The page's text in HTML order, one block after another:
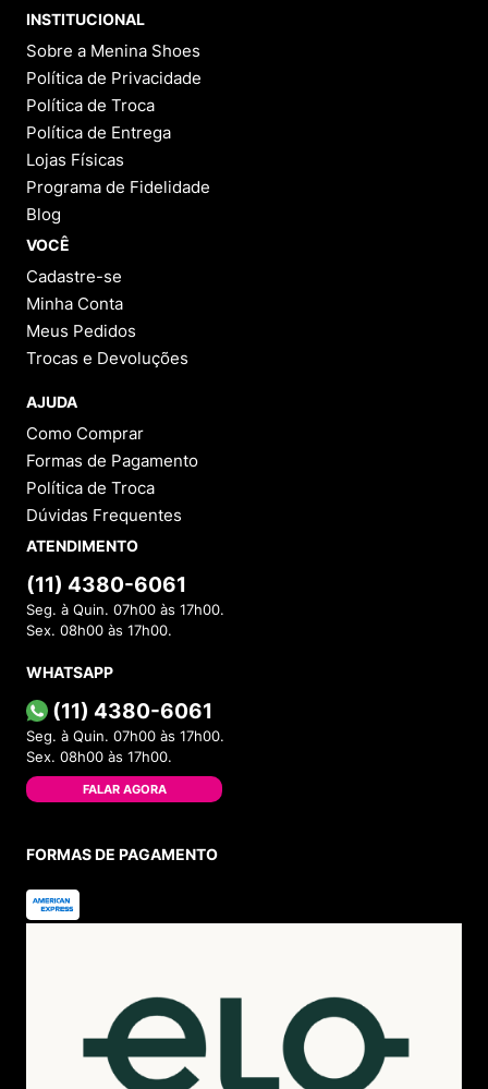
INSTITUCIONAL
Sobre a Menina Shoes
Política de Privacidade
Política de Troca
Política de Entrega
Lojas Físicas
Programa de Fidelidade
Blog
VOCÊ
Cadastre-se
Minha Conta
Meus Pedidos
Trocas e Devoluções
AJUDA
Como Comprar
Formas de Pagamento
Política de Troca
Dúvidas Frequentes
ATENDIMENTO
(11) 4380-6061
Seg. à Quin. 07h00 às 17h00.
Sex. 08h00 às 17h00.
WHATSAPP
(11) 4380-6061
Seg. à Quin. 07h00 às 17h00.
Sex. 08h00 às 17h00.
FALAR AGORA
FORMAS DE PAGAMENTO